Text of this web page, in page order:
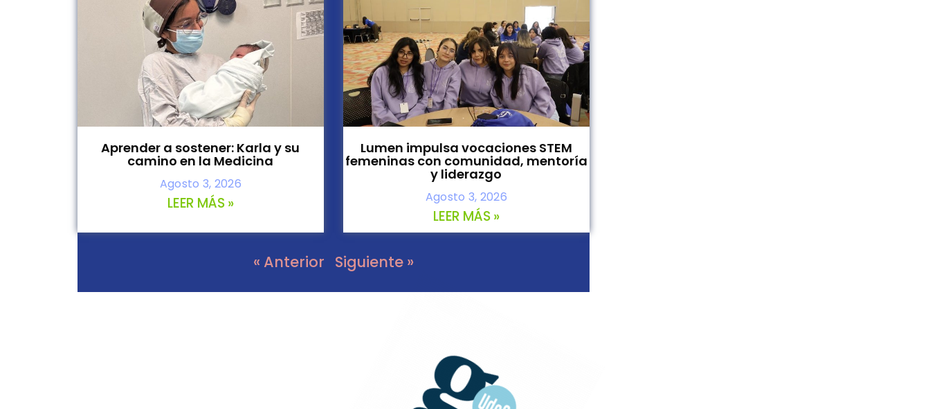
Aprender a sostener: Karla y su
camino en la Medicina
Agosto 3, 2026
LEER MÁS »
Lumen impulsa vocaciones STEM
femeninas con comunidad, mentoría
y liderazgo
Agosto 3, 2026
LEER MÁS »
« Anterior Siguiente »